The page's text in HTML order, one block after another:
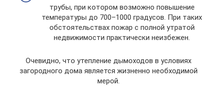
трубы, при котором возможно повышение
температуры до 700–1000 градусов. При таких
обстоятельствах пожар с полной утратой
недвижимости практически неизбежен.
Очевидно, что утепление дымоходов в условиях
загородного дома является жизненно необходимой
мерой.